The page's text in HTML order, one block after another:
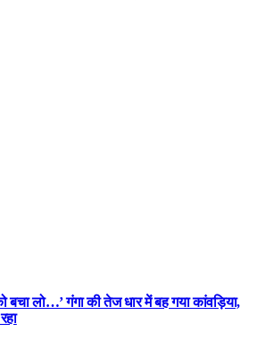
बचा लो…’ गंगा की तेज धार में बह गया कांवड़िया,